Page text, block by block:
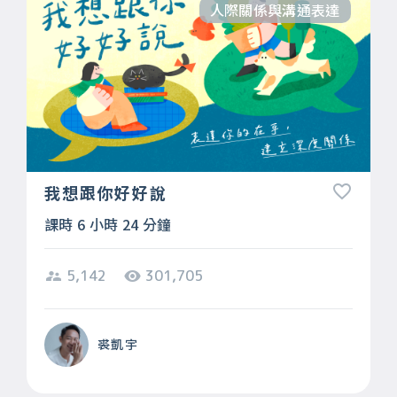
人際關係與溝通表達
我想跟你好好說
課時 6 小時 24 分鐘
5,142 301,705
裘凱宇